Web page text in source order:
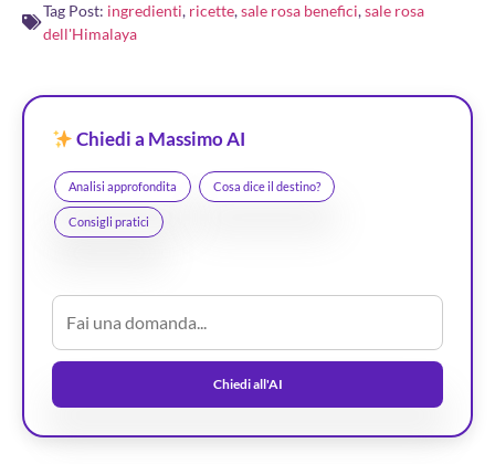
Tag Post: ingredienti, ricette,sale rosa benefici,sale rosa
dell'Himalaya
Chiedi a Massimo AI
Analisi approfondita Cosa dice il destino?
Consigli pratici
Chiedi all'AI